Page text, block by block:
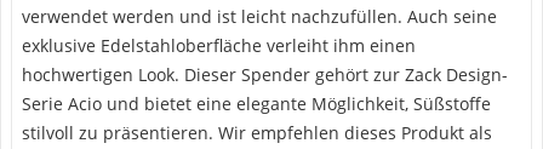
verwendet werden und ist leicht nachzufüllen. Auch seine
exklusive Edelstahloberfläche verleiht ihm einen
hochwertigen Look. Dieser Spender gehört zur Zack Design-
Serie Acio und bietet eine elegante Möglichkeit, Süßstoffe
stilvoll zu präsentieren. Wir empfehlen dieses Produkt als